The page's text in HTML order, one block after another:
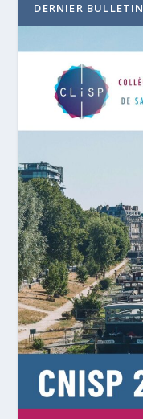
DERNIER BULLETIN